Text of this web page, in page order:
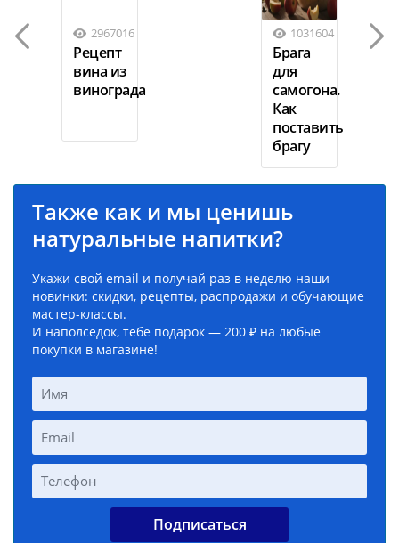
2967016
Рецепт
вина из
винограда
1031604
Брага
для
самогона.
Как
поставить
брагу
Также как и мы ценишь
натуральные напитки?
Укажи свой email и получай раз в неделю наши
новинки: скидки, рецепты, распродажи и обучающие
мастер-классы.
И наполседок, тебе подарок — 200 ₽ на любые
покупки в магазине!